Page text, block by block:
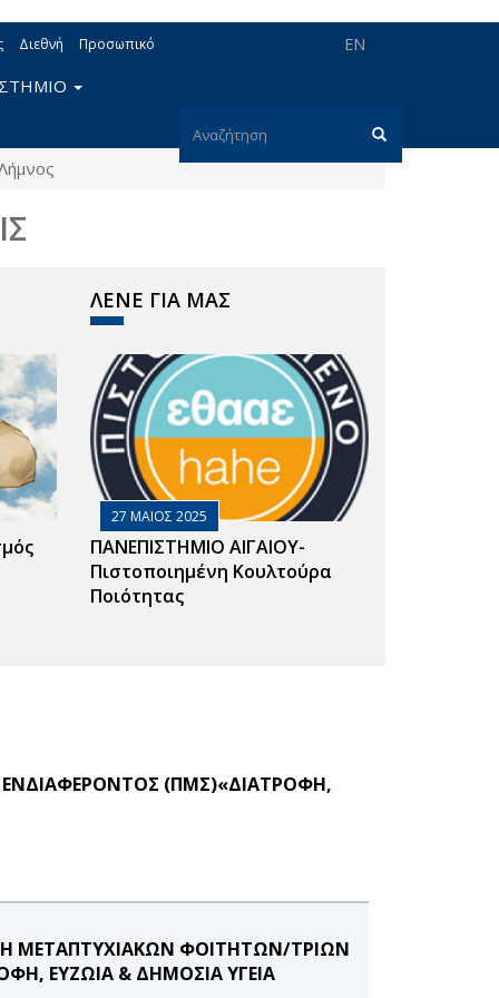
EN
Διεθνή Προσωπικό
Φόρμα
ΛΕΝΕ ΓΙΑ ΜΑΣ
27 ΜΑΙΟΣ 2025
ΠΑΝΕΠΙΣΤΗΜΙΟ ΑΙΓΑΙΟΥ-
Πιστοποιημένη Κουλτούρα
Ποιότητας
(ΠΜΣ)«ΔΙΑΤΡΟΦΗ,
ΜΕΤΑΠΤΥΧΙΑΚΩΝ ΦΟΙΤΗΤΩΝ/ΤΡΙΩΝ
ΕΥΖΩΙΑ & ΔΗΜΟΣΙΑ ΥΓΕΙΑ